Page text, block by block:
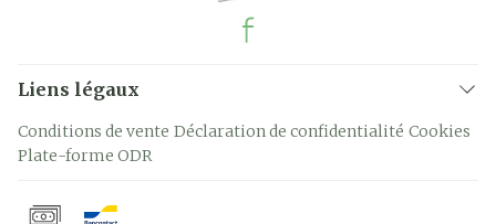
Liens légaux
Conditions de vente Déclaration de confidentialité Cookies
Plate-forme ODR